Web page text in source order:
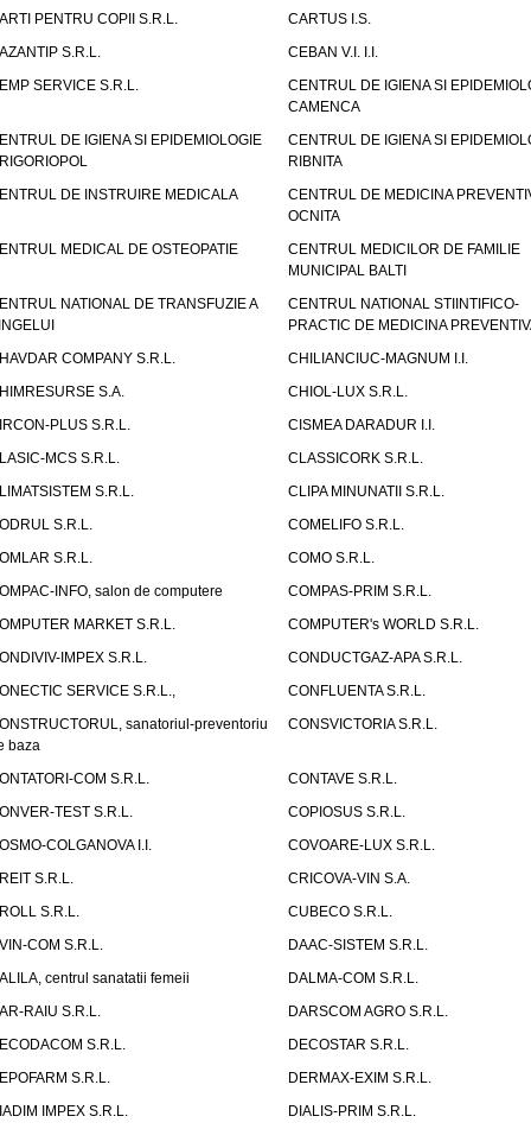
PENTRU COPII S.R.L.
CARTUS I.S.
S.R.L.
CEBAN V.I. I.I.
SERVICE S.R.L.
CENTRUL DE IGIENA SI
CAMENCA
DE IGIENA SI EPIDEMIOLOGIE
CENTRUL DE IGIENA SI
RIBNITA
DE INSTRUIRE MEDICALA
CENTRUL DE MEDICINA
OCNITA
MEDICAL DE OSTEOPATIE
CENTRUL MEDICILOR DE FAMILIE
MUNICIPAL BALTI
NATIONAL DE TRANSFUZIE A
CENTRUL NATIONAL STIINTIFICO-
PRACTIC DE MEDICINA
COMPANY S.R.L.
CHILIANCIUC-MAGNUM I.I.
S.A.
CHIOL-LUX S.R.L.
PLUS S.R.L.
CISMEA DARADUR I.I.
MCS S.R.L.
CLASSICORK S.R.L.
S.R.L.
CLIPA MINUNATII S.R.L.
S.R.L.
COMELIFO S.R.L.
S.R.L.
COMO S.R.L.
INFO, salon de computere
COMPAS-PRIM S.R.L.
MARKET S.R.L.
COMPUTER's WORLD S.R.L.
IMPEX S.R.L.
CONDUCTGAZ-APA S.R.L.
SERVICE S.R.L.,
CONFLUENTA S.R.L.
sanatoriul-preventoriu
baza
CONSVICTORIA S.R.L.
COM S.R.L.
CONTAVE S.R.L.
TEST S.R.L.
COPIOSUS S.R.L.
COLGANOVA I.I.
COVOARE-LUX S.R.L.
S.R.L.
CRICOVA-VIN S.A.
S.R.L.
CUBECO S.R.L.
COM S.R.L.
DAAC-SISTEM S.R.L.
centrul sanatatii femeii
DALMA-COM S.R.L.
RAIU S.R.L.
DARSCOM AGRO S.R.L.
S.R.L.
DECOSTAR S.R.L.
S.R.L.
DERMAX-EXIM S.R.L.
IMPEX S.R.L.
DIALIS-PRIM S.R.L.